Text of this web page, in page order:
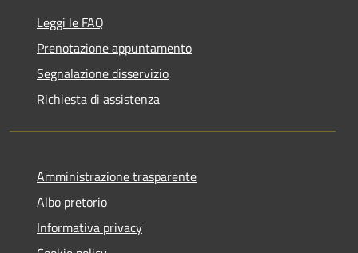
Leggi le FAQ
Prenotazione appuntamento
Segnalazione disservizio
Richiesta di assistenza
Amministrazione trasparente
Albo pretorio
Informativa privacy